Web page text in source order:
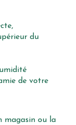
du
de votre
magasin ou la